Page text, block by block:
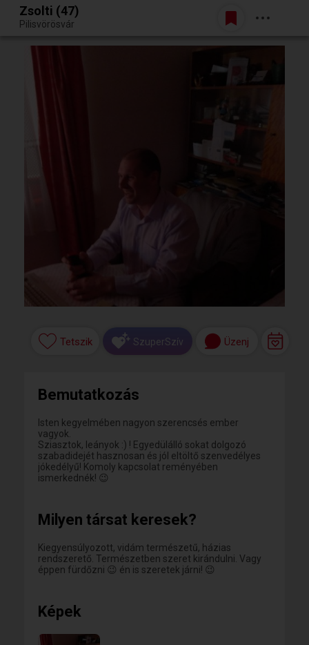
Egy jó randiból bármi lehet.
Belépés
Zsolti (47)
Pilisvörösvár
Tetszik SzuperSzív Üzenj
Bemutatkozás
Isten kegyelmében nagyon szerencsés ember
vagyok.
Sziasztok, leányok :) ! Egyedülálló sokat dolgozó
szabadidejét hasznosan és jól eltöltő szenvedélyes
jókedélyű! Komoly kapcsolat reményében
ismerkednék! 😉
Milyen társat keresek?
Kiegyensúlyozott, vidám természetű, házias
rendszerető. Természetben szeret kirándulni. Vagy
éppen fürdőzni 😉 én is szeretek járni! 😉
Képek